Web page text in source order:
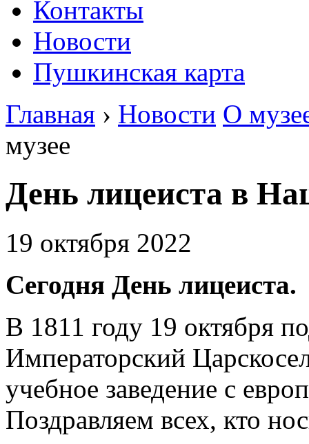
Контакты
Новости
Пушкинская карта
Главная › Новости О
музее
День лицеиста в
19 октября 2022
Сегодня День лицеиста.
В 1811 году 19 октября
Императорский
учебное заведение с
Поздравляем всех, кто